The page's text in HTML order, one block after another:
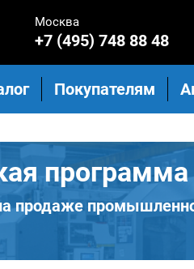
Москва
+7 (495) 748 88 48
Покупателям
продаже